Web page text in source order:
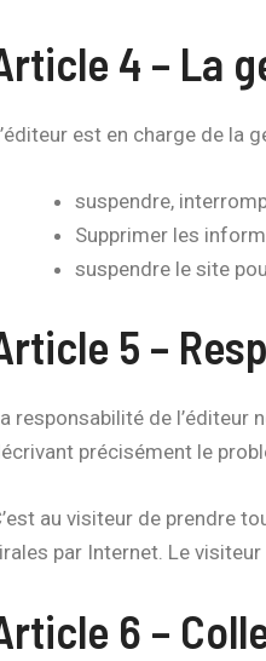
4 – La
est en charge de la
suspendre,
Supprimer les
suspendre le site
5 –
responsabilité de l’éditeur
précisément le
au visiteur de prendre
par Internet. Le
6 –